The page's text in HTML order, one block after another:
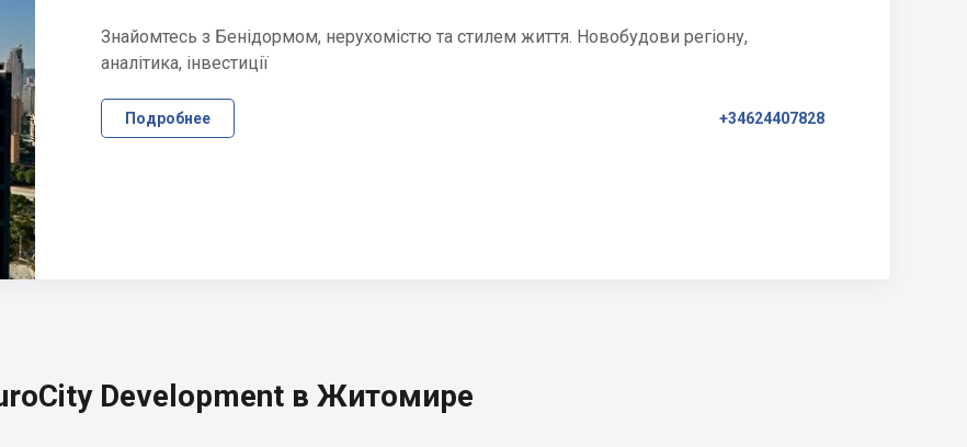
Знайомтесь з Бенідормом, нерухомістю та стилем життя. Новобудови регіону,
аналітика, інвестиції
Подробнее +34624407828
Development в Житомире